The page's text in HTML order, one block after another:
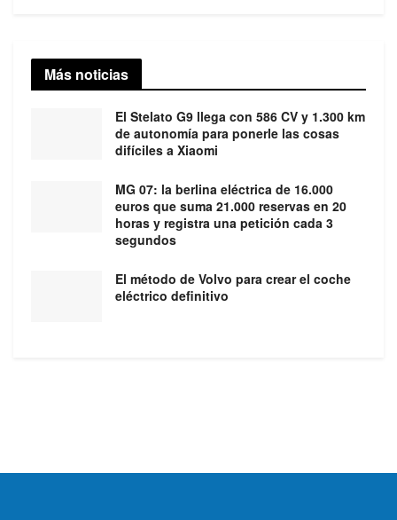
Más noticias
El Stelato G9 llega con 586 CV y 1.300 km
de autonomía para ponerle las cosas
difíciles a Xiaomi
MG 07: la berlina eléctrica de 16.000
euros que suma 21.000 reservas en 20
horas y registra una petición cada 3
segundos
El método de Volvo para crear el coche
eléctrico definitivo